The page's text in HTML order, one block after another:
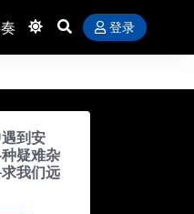
登录
到安
疑难杂
我们远